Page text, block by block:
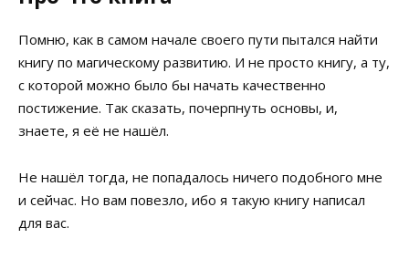
Помню, как в самом начале своего пути пытался найти
книгу по магическому развитию. И не просто книгу, а ту,
с которой можно было бы начать качественно
постижение. Так сказать, почерпнуть основы, и,
знаете, я её не нашёл.
Не нашёл тогда, не попадалось ничего подобного мне
и сейчас. Но вам повезло, ибо я такую книгу написал
для вас.